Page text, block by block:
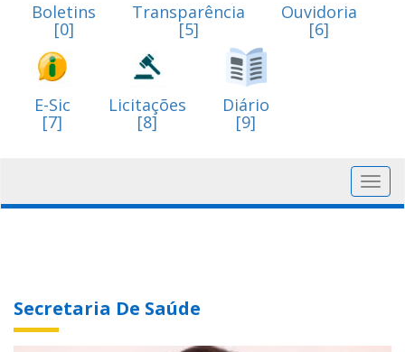
Boletins
[0]
Transparência
[5]
Ouvidoria
[6]
E-Sic
[7]
Licitações
[8]
Diário
[9]
Secretaria De Saúde